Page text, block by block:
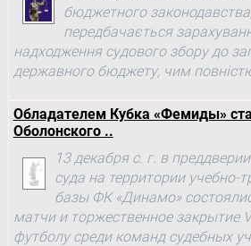
бюджетного
передбачається
надходження судового збору до
державного бюджету, чим
Обладателем Кубка «Фемиды»
Оболонского ..
13 декабря с. г. в
суда на территории учебно-
базы ФК «Динамо»
матчи и торжественное закрытие
футболу среди команд судебных